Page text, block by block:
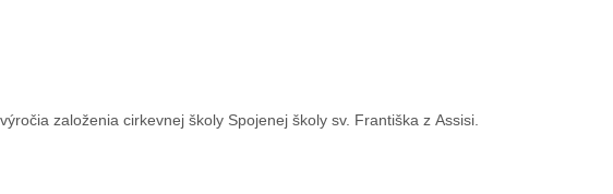
založenia cirkevnej školy Spojenej školy sv. Františka z Assisi.